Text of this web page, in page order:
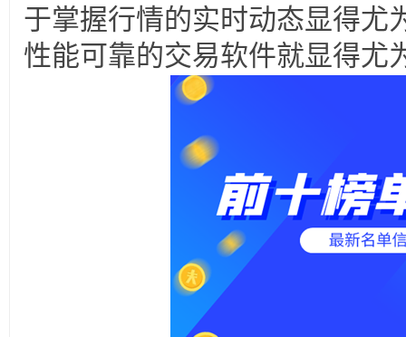
于掌握行情的实时动态显得尤
性能可靠的交易软件就显得尤